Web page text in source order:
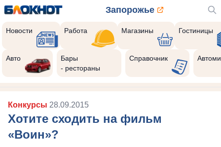
Запорожье
Новости Работа Магазины Гостиницы
Авто
Бары
- рестораны
Справочник
Конкурсы 28.09.2015
Хотите сходить на фильм
«Воин»?